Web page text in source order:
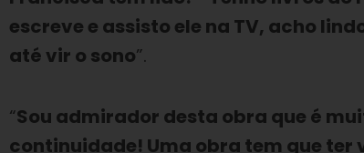
escreve e assisto ele na TV, acho
até vir o sono”.
“Sou admirador desta obra que é
continuidade! Uma obra tem que ter